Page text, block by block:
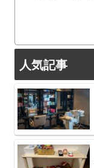
人気記事